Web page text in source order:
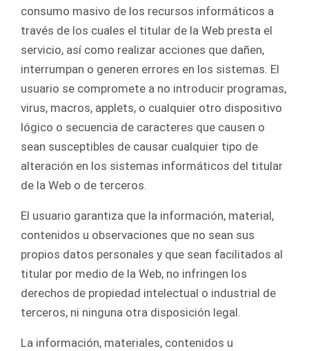
consumo masivo de los recursos informáticos a
través de los cuales el titular de la Web presta el
servicio, así como realizar acciones que dañen,
interrumpan o generen errores en los sistemas. El
usuario se compromete a no introducir programas,
virus, macros, applets, o cualquier otro dispositivo
lógico o secuencia de caracteres que causen o
sean susceptibles de causar cualquier tipo de
alteración en los sistemas informáticos del titular
de la Web o de terceros.
El usuario garantiza que la información, material,
contenidos u observaciones que no sean sus
propios datos personales y que sean facilitados al
titular por medio de la Web, no infringen los
derechos de propiedad intelectual o industrial de
terceros, ni ninguna otra disposición legal.
La información, materiales, contenidos u